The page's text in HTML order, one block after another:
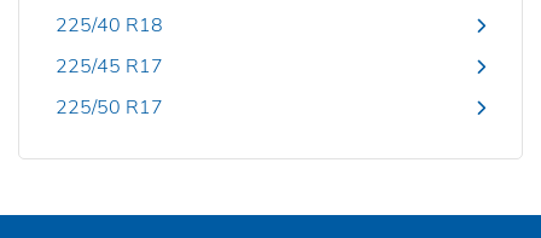
225/40 R18
225/45 R17
225/50 R17